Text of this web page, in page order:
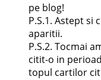
pe blog!
P.S.1. Astept si
aparitii.
P.S.2. Tocmai
citit-o in
topul cartilor